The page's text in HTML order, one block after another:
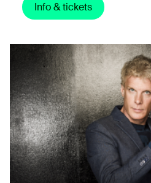
Info & tickets